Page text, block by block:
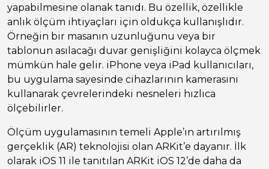
yapabilmesine olanak tanıdı. Bu özellik, özellikle
anlık ölçüm ihtiyaçları için oldukça kullanışlıdır.
Örneğin bir masanın uzunluğunu veya bir
tablonun asılacağı duvar genişliğini kolayca ölçmek
mümkün hale gelir. iPhone veya iPad kullanıcıları,
bu uygulama sayesinde cihazlarının kamerasını
kullanarak çevrelerindeki nesneleri hızlıca
ölçebilirler.
Ölçüm uygulamasının temeli Apple’ın artırılmış
gerçeklik (AR) teknolojisi olan ARKit’e dayanır. İlk
olarak iOS 11 ile tanıtılan ARKit iOS 12’de daha da